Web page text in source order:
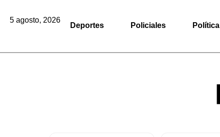
5 agosto, 2026
Deportes Policiales Política